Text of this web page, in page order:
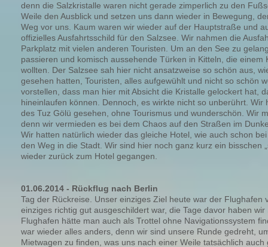
denn die Salzkristalle waren nicht gerade zimperlich zu den
Weile den Ausblick und setzen uns dann wieder in Bewegung,
Weg vor uns. Kaum waren wir wieder auf der Hauptstraße und
offizielles Ausfahrtsschild für den Salzsee. Wir nahmen die
Parkplatz mit vielen anderen Touristen. Um an den See zu
passieren und komisch aussehende Türken in Kitteln, die einem
wollten. Der Salzsee sah hier nicht ansatzweise so schön aus,
gesehen hatten, Touristen, alles aufgewühlt und nicht so schön
vorstellen, dass man hier mit Absicht die Kristalle gelockert hat,
hineinlaufen können. Dennoch, es wirkte nicht so unberührt.
des Tuz Gölü gesehen, ohne Tourismus und wunderschön. Wir
denn wir vermieden es bei dem Chaos auf den Straßen im
Wir hatten natürlich wieder das gleiche Hotel, wie auch schon
den Weg in die Stadt. Wir sind hier noch ganz kurz ein bisschen
wieder zurück zum Hotel gegangen.
01.06.2014 - Rückflug nach Berlin
Tag der Rückreise. Unser einziges Ziel heute war der Flughafen
einziges richtig gut ausgeschildert war, die Tage davor haben
Flughafen hätte man auch als Trottel ohne Navigationssystem
war wieder alles anders, denn wir sind unsere Runde gedreht,
Mietwagen zu finden, was uns nach einer Weile tatsächlich